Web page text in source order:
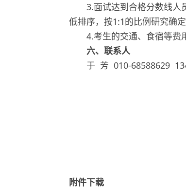
3.面试达到合格分数线人
低排序，按1:1的比例研究确定
4.考生的交通、食宿等费
六、联系人
于 芳 010-68588629
中国国际
2026
附件下载